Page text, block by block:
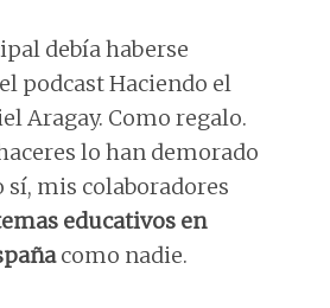
debía haberse
podcast Haciendo el
Aragay. Como regalo.
lo han demorado
sí, mis colaboradores
educativos en
como nadie.